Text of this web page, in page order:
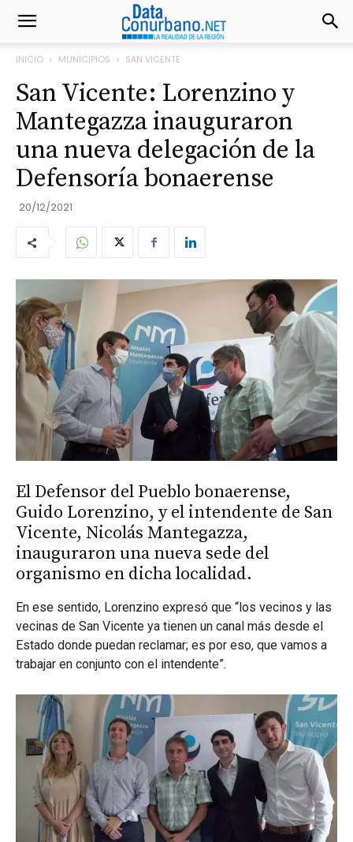
INICIO MUNICIPIOS SAN VICENTE
San Vicente: Lorenzino y
Mantegazza inauguraron
una nueva delegación de la
Defensoría bonaerense
20/12/2021
El Defensor del Pueblo bonaerense,
Guido Lorenzino, y el intendente de San
Vicente, Nicolás Mantegazza,
inauguraron una nueva sede del
organismo en dicha localidad.
En ese sentido, Lorenzino expresó que “los vecinos y las
vecinas de San Vicente ya tienen un canal más desde el
Estado donde puedan reclamar; es por eso, que vamos a
trabajar en conjunto con el intendente”.